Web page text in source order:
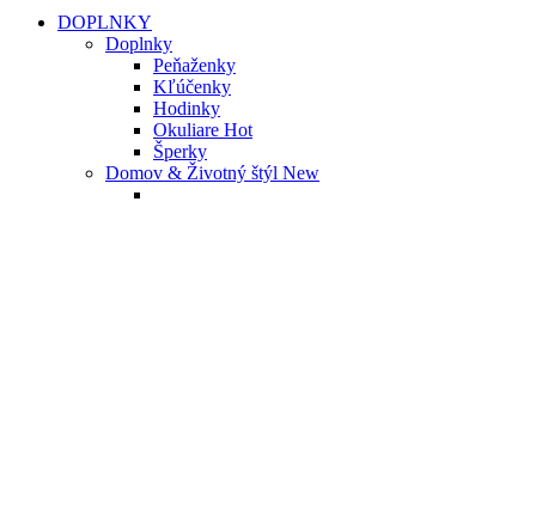
DOPLNKY
Doplnky
Peňaženky
Kľúčenky
Hodinky
Okuliare Hot
Šperky
Domov & Životný štýl New